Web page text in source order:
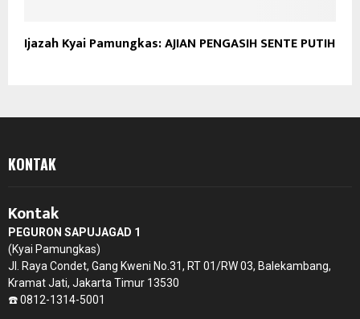
Ijazah Kyai Pamungkas: AJIAN PENGASIH SENTE PUTIH
KONTAK
Kontak
PEGURON SAPUJAGAD 1
(Kyai Pamungkas)
Jl. Raya Condet, Gang Kweni No.31, RT 01/RW 03, Balekambang,
Kramat Jati, Jakarta Timur 13530
☎️ 0812-1314-5001